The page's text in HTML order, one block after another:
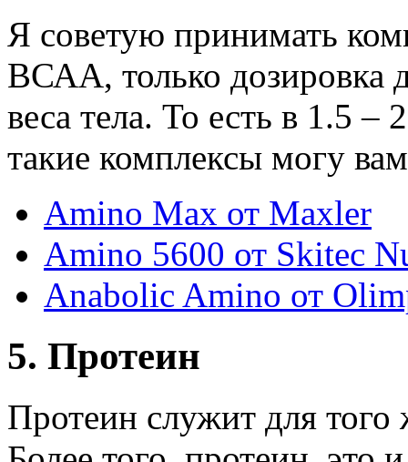
Я советую принимать
ВСАА, только дозировка
веса тела. То есть в 1.5
такие комплексы могу
Amino Max от Maxler
Amino 5600 от Skitec
Anabolic Amino от
5. Протеин
Протеин служит для